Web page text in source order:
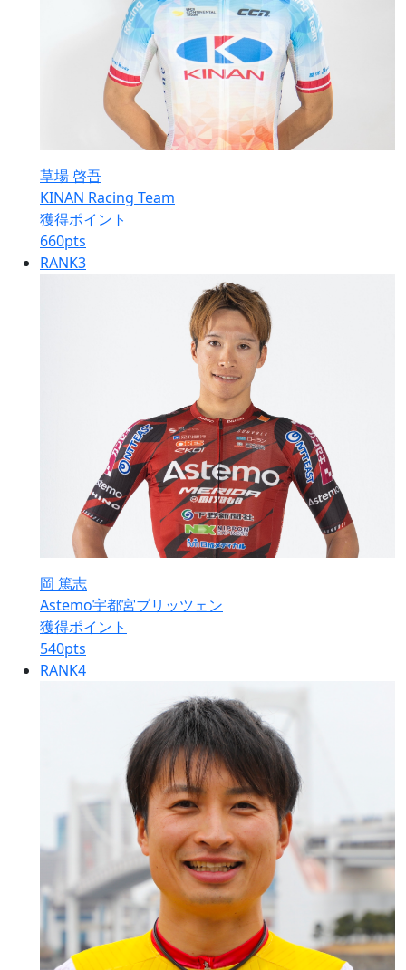
草場 啓吾
KINAN Racing Team
獲得ポイント
660pts
RANK3
岡 篤志
Astemo宇都宮ブリッツェン
獲得ポイント
540pts
RANK4